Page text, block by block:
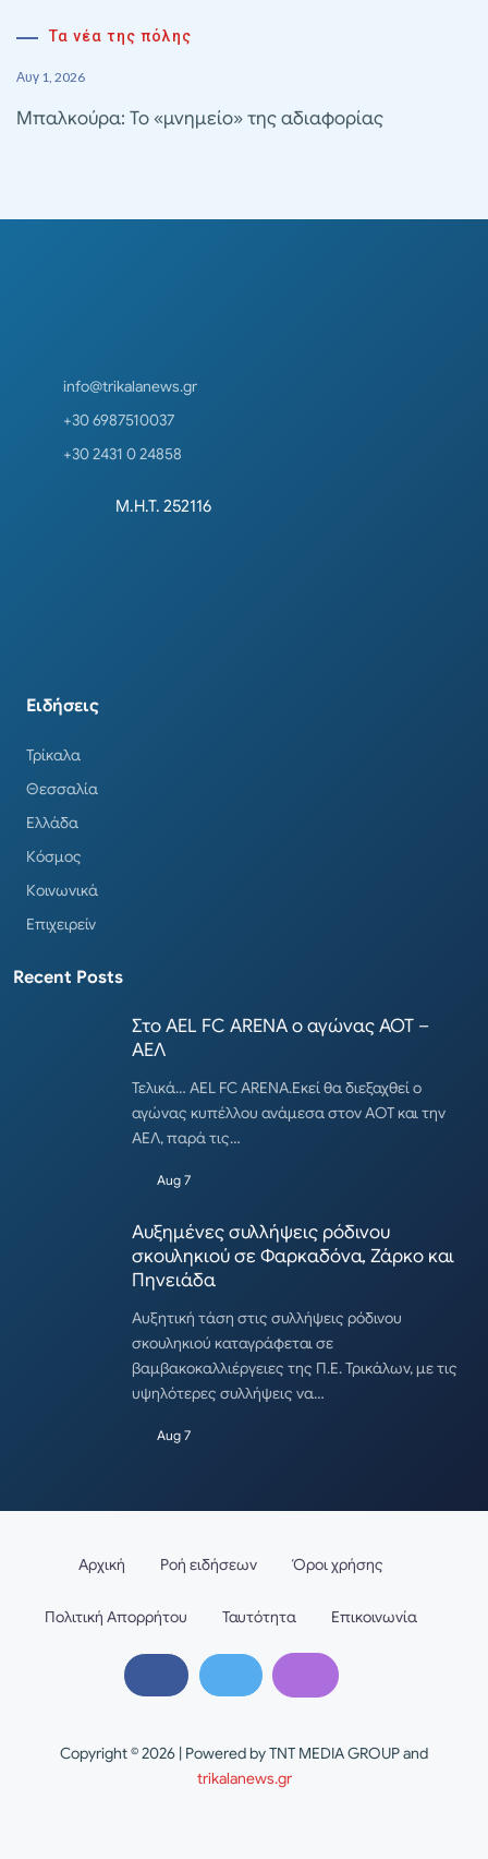
Τα νέα της πόλης
Αυγ 1, 2026
Μπαλκούρα: Το «μνημείο» της αδιαφορίας
info@trikalanews.gr
+30 6987510037
+30 2431 0 24858
Μ.Η.Τ. 252116
Ειδήσεις
Τρίκαλα
Θεσσαλία
Ελλάδα
Κόσμος
Κοινωνικά
Επιχειρείν
Recent Posts
Στο AEL FC ARENA ο αγώνας ΑΟΤ –
ΑΕΛ
Τελικά… AEL FC ARENA.Εκεί θα διεξαχθεί ο
αγώνας κυπέλλου ανάμεσα στον ΑΟΤ και την
ΑΕΛ, παρά τις…
Aug 7
Αυξημένες συλλήψεις ρόδινου
σκουληκιού σε Φαρκαδόνα, Ζάρκο και
Πηνειάδα
Αυξητική τάση στις συλλήψεις ρόδινου
σκουληκιού καταγράφεται σε
βαμβακοκαλλιέργειες της Π.Ε. Τρικάλων, με τις
υψηλότερες συλλήψεις να…
Aug 7
Copyright © 2026 | Powered by TNT MEDIA GROUP and
trikalanews.gr
Αρχική Ροή ειδήσεων Όροι χρήσης
Πολιτική Απορρήτου Ταυτότητα Επικοινωνία